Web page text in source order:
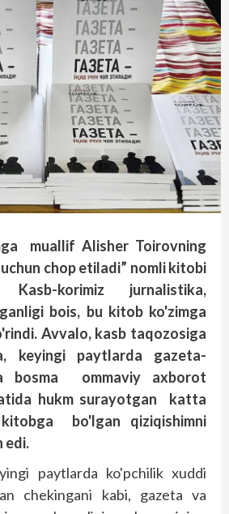
muallif Alisher Toirovning
chop etiladi” nomli kitobi
korimiz jurnalistika,
bois, bu kitob ko'zimga
Avvalo, kasb taqozosiga
keyingi paytlarda gazeta-
bosma ommaviy axborot
hukm surayotgan katta
bo'lgan qiziqishimni
edi.
paytlarda ko'pchilik xuddi
chekingani kabi, gazeta va